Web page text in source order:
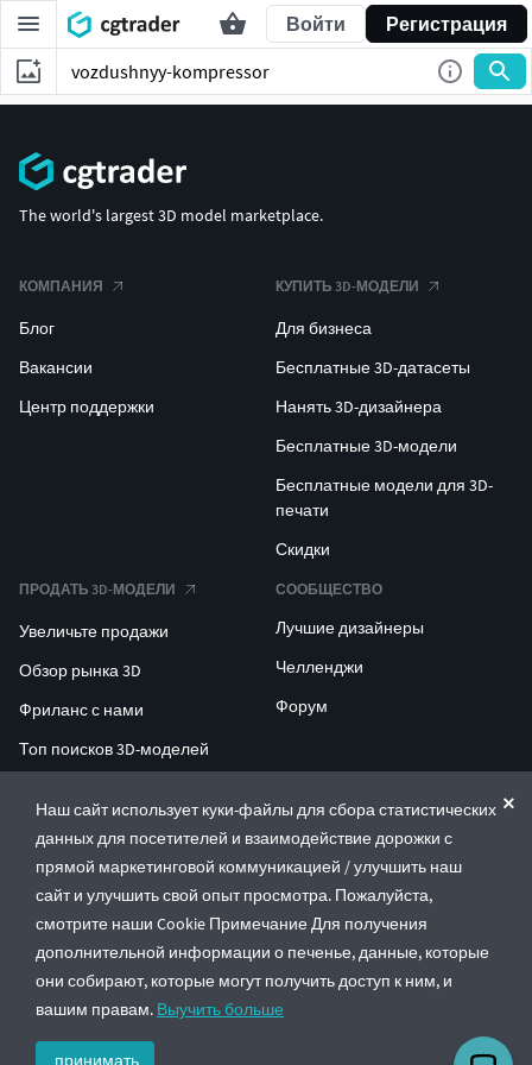
Войти Регистрация
Наш сайт использует куки-файлы для сбора статистических
данных для посетителей и взаимодействие дорожки с
прямой маркетинговой коммуникацией / улучшить наш
сайт и улучшить свой опыт просмотра. Пожалуйста,
смотрите наши Cookie Примечание Для получения
дополнительной информации о печенье, данные, которые
они собирают, которые могут получить доступ к ним, и
вашим правам. Выучить больше
принимать
The world's largest 3D model marketplace.
КОМПАНИЯ
Блог
Вакансии
Центр поддержки
КУПИТЬ 3D-МОДЕЛИ
Для бизнеса
Бесплатные 3D-датасеты
Нанять 3D-дизайнера
Бесплатные 3D-модели
Бесплатные модели для 3D-
печати
Скидки
ПРОДАТЬ 3D-МОДЕЛИ
Увеличьте продажи
Обзор рынка 3D
Фриланс с нами
Топ поисков 3D-моделей
СООБЩЕСТВО
Лучшие дизайнеры
Челленджи
Форум
ENTERPRISE 3D AT SCALE
© CGTrader 2011-2026
UAB CGTrader, Antakalnio st. 17, Vilnius, Lithuania
Правила и условияПолитика конфиденциальности
🇷🇺 Русский